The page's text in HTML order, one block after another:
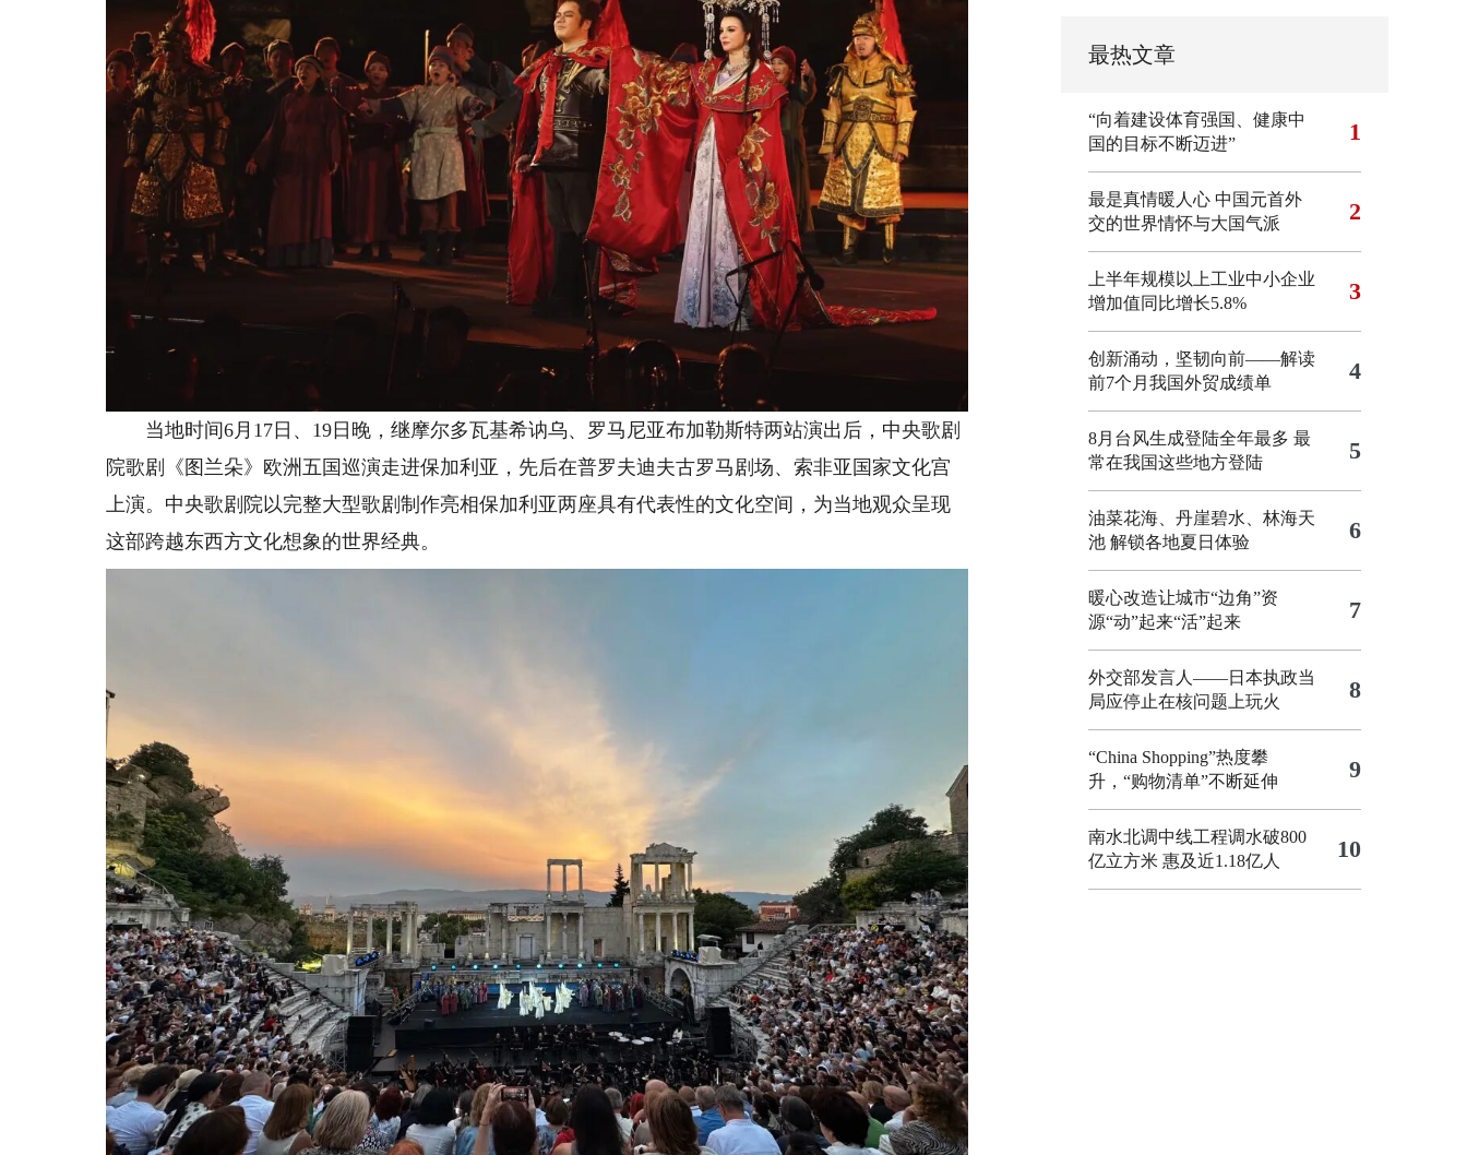
当地时间6月17日、19日晚，继摩尔多瓦基希讷乌、罗马尼亚布加勒斯特两站演出后，中央歌剧
院歌剧《图兰朵》欧洲五国巡演走进保加利亚，先后在普罗夫迪夫古罗马剧场、索非亚国家文化宫
上演。中央歌剧院以完整大型歌剧制作亮相保加利亚两座具有代表性的文化空间，为当地观众呈现
这部跨越东西方文化想象的世界经典。
最热文章
“向着建设体育强国、健康中
国的目标不断迈进”
1
最是真情暖人心 中国元首外
交的世界情怀与大国气派
2
上半年规模以上工业中小企业
增加值同比增长5.8%
3
创新涌动，坚韧向前——解读
前7个月我国外贸成绩单
4
8月台风生成登陆全年最多 最
常在我国这些地方登陆
5
油菜花海、丹崖碧水、林海天
池 解锁各地夏日体验
6
暖心改造让城市“边角”资
源“动”起来“活”起来
7
外交部发言人——日本执政当
局应停止在核问题上玩火
8
“China Shopping”热度攀
升，“购物清单”不断延伸
9
南水北调中线工程调水破800
亿立方米 惠及近1.18亿人
10